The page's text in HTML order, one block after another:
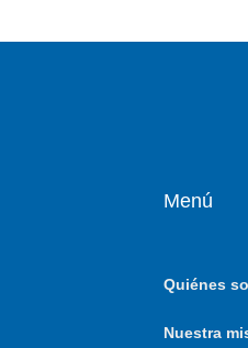
Menú
Quiénes
Nuestra